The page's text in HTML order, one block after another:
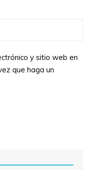
y sitio web en
que haga un